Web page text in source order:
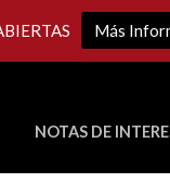
NOTAS DE
Más